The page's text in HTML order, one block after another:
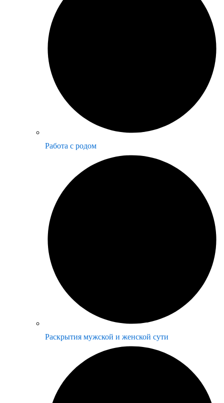
Работа с родом
Раскрытия мужской и женской сути